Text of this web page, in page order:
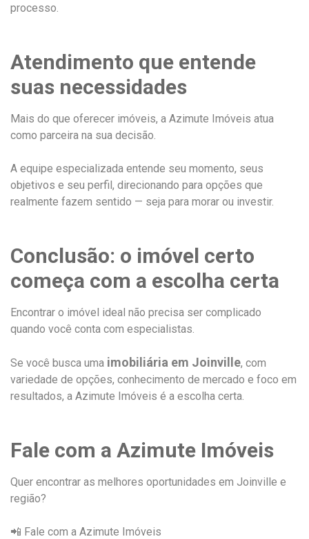
processo.
Atendimento que entende
suas necessidades
Mais do que oferecer imóveis, a Azimute Imóveis atua
como parceira na sua decisão.
A equipe especializada entende seu momento, seus
objetivos e seu perfil, direcionando para opções que
realmente fazem sentido — seja para morar ou investir.
Conclusão: o imóvel certo
começa com a escolha certa
Encontrar o imóvel ideal não precisa ser complicado
quando você conta com especialistas.
Se você busca uma imobiliária em Joinville, com
variedade de opções, conhecimento de mercado e foco em
resultados, a Azimute Imóveis é a escolha certa.
Fale com a Azimute Imóveis
Quer encontrar as melhores oportunidades em Joinville e
região?
📲 Fale com a Azimute Imóveis